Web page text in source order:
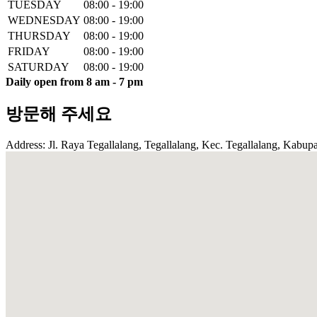
TUESDAY
08:00 - 19:00
WEDNESDAY 08:00 - 19:00
THURSDAY
08:00 - 19:00
FRIDAY
08:00 - 19:00
SATURDAY
08:00 - 19:00
Daily open from 8 am - 7 pm
방문해 주세요
Address: Jl. Raya Tegallalang, Tegallalang, Kec. Tegallalang,